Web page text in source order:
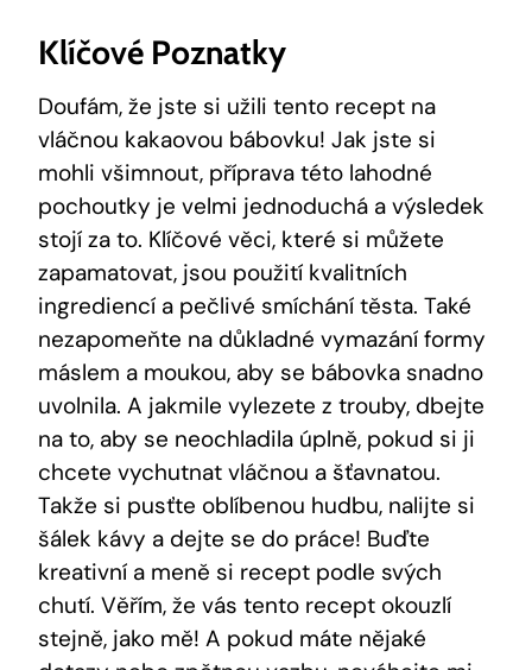
Klíčové Poznatky
Doufám, že jste si užili tento recept‌ na
vláčnou kakaovou bábovku! Jak jste si‌
mohli všimnout, příprava ‌této lahodné⁢
pochoutky je velmi jednoduchá a výsledek
stojí za to.​ Klíčové věci, které ⁣si ⁢můžete
zapamatovat, ‌jsou použití kvalitních
ingrediencí a pečlivé​ smíchání těsta. Také‍
nezapomeňte na‌ důkladné vymazání⁤ formy​
máslem a moukou,​ aby se ​bábovka snadno
uvolnila. A jakmile vylezete z trouby, dbejte
na⁣ to, ​aby se‍ neochladila úplně, pokud si ji ​
chcete vychutnat vláčnou a šťavnatou. ​
Takže​ si pusťte oblíbenou hudbu, nalijte si‍
šálek kávy a dejte se do práce! ⁢Buďte‍
kreativní a meně si recept podle svých
⁢chutí. Věřím, že vás tento‍ recept​ okouzlí
stejně, ‍jako ⁤mě! A pokud máte‍ nějaké